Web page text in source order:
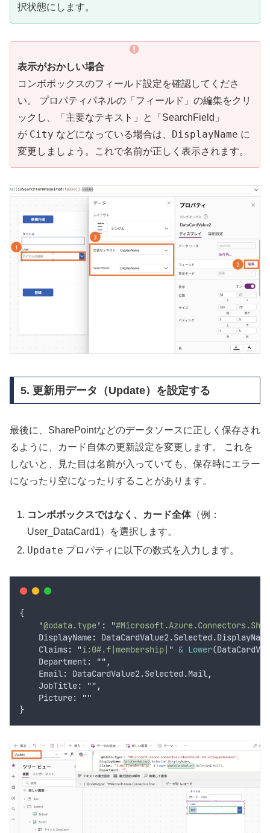
択状態にします。
表示がおかしい場合
コンボボックスのフィールド設定を確認してくださ
い。 プロパティパネルの「フィールド」の編集をクリ
ックし、「主要なテキスト」と「SearchField」
が City などになっている場合は、 DisplayName に
変更しましょう。これで名前が正しく表示されます。
5. 更新用データ（Update）を設定する
最後に、SharePointなどのデータソースに正しく保存され
るように、カード自体の更新設定を変更します。 これを
しないと、見た目は名前が入っていても、保存時にエラー
になったり空になったりすることがあります。
コンボボックスではなく、カード全体（例：
User_DataCard1）を選択します。
Update プロパティに以下の数式を入力します。
{
'@odata.type' : "
    DisplayName
: DataCardValue2.Selected .DisplayName
    Claims
: "i:0#.f|membership| " & Lower(
    Department
: "" ,
    Email
: DataCardValue2.Selected .Mail,
    JobTitle
: "" ,
    Picture
:
""
}